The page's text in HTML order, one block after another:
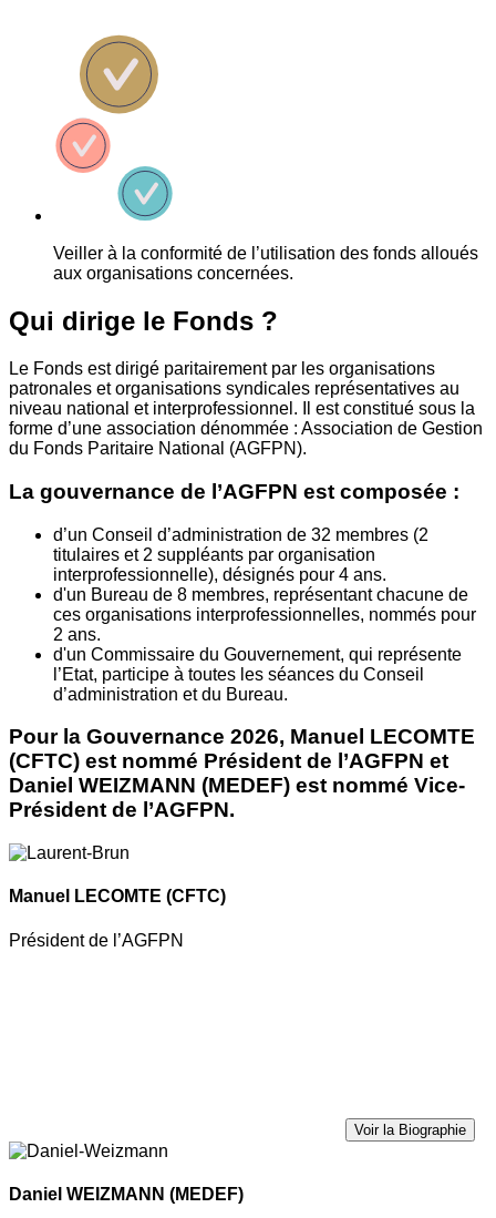
Veiller à la conformité de l’utilisation des fonds alloués
aux organisations concernées.
Qui dirige le Fonds ?
Le Fonds est dirigé paritairement par les organisations
patronales et organisations syndicales représentatives au
niveau national et interprofessionnel. Il est constitué sous la
forme d’une association dénommée : Association de Gestion
du Fonds Paritaire National (AGFPN).
La gouvernance de l’AGFPN est composée :
d’un Conseil d’administration de 32 membres (2
titulaires et 2 suppléants par organisation
interprofessionnelle), désignés pour 4 ans.
d'un Bureau de 8 membres, représentant chacune de
ces organisations interprofessionnelles, nommés pour
2 ans.
d'un Commissaire du Gouvernement, qui représente
l’Etat, participe à toutes les séances du Conseil
d’administration et du Bureau.
Pour la Gouvernance 2026, Manuel LECOMTE
(CFTC) est nommé Président de l’AGFPN et
Daniel WEIZMANN (MEDEF) est nommé Vice-
Président de l’AGFPN.
Manuel LECOMTE (CFTC)
Président de l’AGFPN
Voir la Biographie
Daniel WEIZMANN (MEDEF)